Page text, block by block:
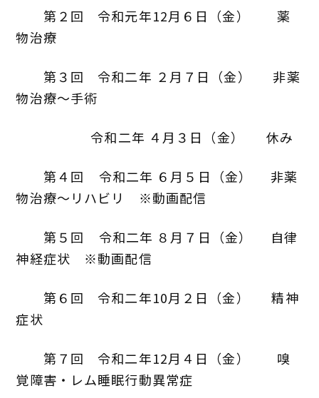
第２回 令和元年12月６日（金） 薬
物治療
第３回 令和二年 ２月７日（金） 非薬
物治療～手術
令和二年 ４月３日（金） 休み
第４回 令和二年 ６月５日（金） 非薬
物治療～リハビリ ※動画配信
第５回 令和二年 ８月７日（金） 自律
神経症状 ※動画配信
第６回 令和二年10月２日（金） 精神
症状
第７回 令和二年12月４日（金） 嗅
覚障害・レム睡眠行動異常症